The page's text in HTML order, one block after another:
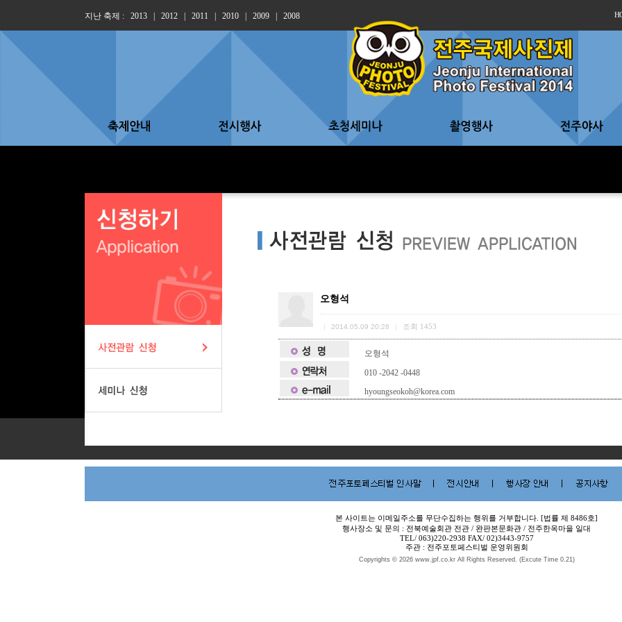
지난 축제 : 2013 2012 2011 2010 2009 2008
오형석
2014.05.09 20:28 조회 1453
오형석
010 -2042 -0448
hyoungseokoh@korea.com
본 사이트는 이메일주소를 무단수집하는 행위를 거부합니다. [법률 제 8486호]
행사장소 및 문의 : 전북예술회관 전관 / 완판본문화관 / 전주한옥마을 일대
TEL/ 063)220-2938 FAX/ 02)3443-9757
주관 : 전주포토페스티벌 운영위원회
Copyrights © 2026 www.jpf.co.kr All Rights Reserved. (Excute Time 0.21)